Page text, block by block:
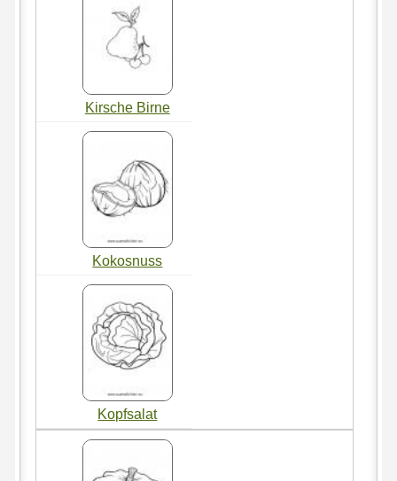
Kirsche Birne
Kokosnuss
Kopfsalat